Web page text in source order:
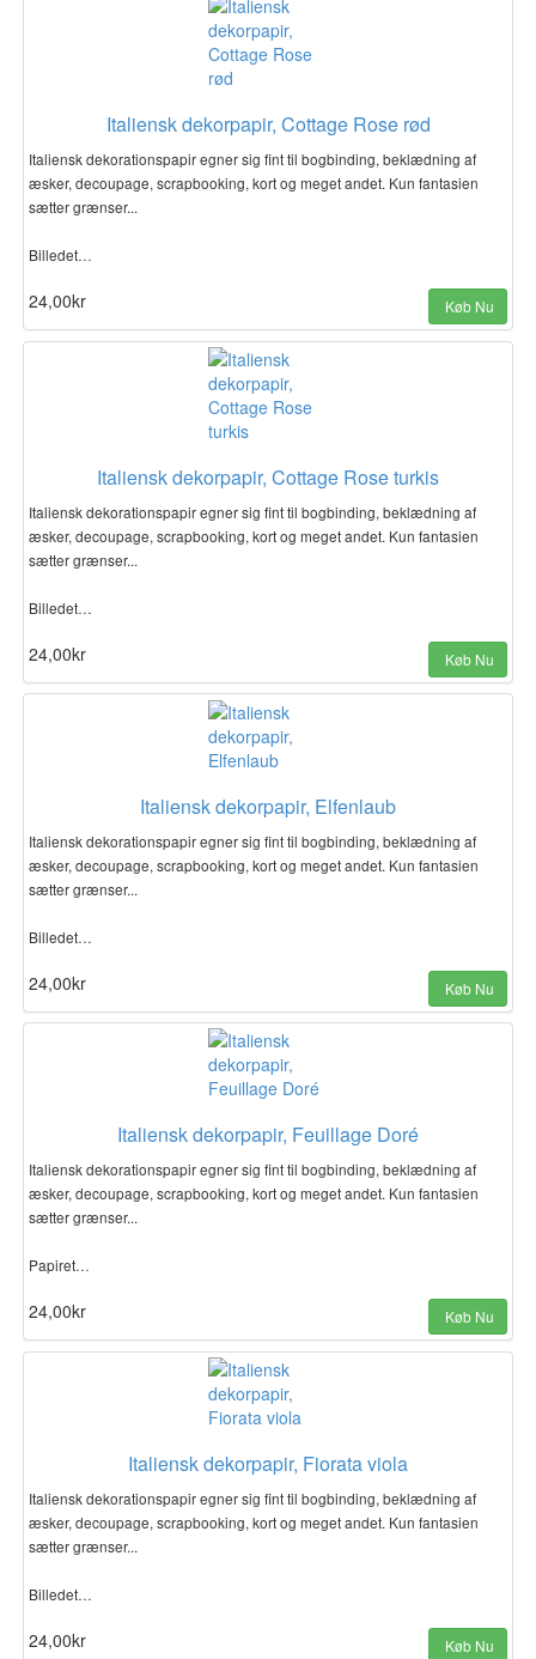
Italiensk dekorpapir, Cottage Rose rød
Italiensk dekorationspapir egner sig fint til bogbinding, beklædning af
æsker, decoupage, scrapbooking, kort og meget andet. Kun fantasien
sætter grænser...
Billedet…
24,00kr Køb Nu
Italiensk dekorpapir, Cottage Rose turkis
Italiensk dekorationspapir egner sig fint til bogbinding, beklædning af
æsker, decoupage, scrapbooking, kort og meget andet. Kun fantasien
sætter grænser...
Billedet…
24,00kr Køb Nu
Italiensk dekorpapir, Elfenlaub
Italiensk dekorationspapir egner sig fint til bogbinding, beklædning af
æsker, decoupage, scrapbooking, kort og meget andet. Kun fantasien
sætter grænser...
Billedet…
24,00kr Køb Nu
Italiensk dekorpapir, Feuillage Doré
Italiensk dekorationspapir egner sig fint til bogbinding, beklædning af
æsker, decoupage, scrapbooking, kort og meget andet. Kun fantasien
sætter grænser...
Papiret…
24,00kr Køb Nu
Italiensk dekorpapir, Fiorata viola
Italiensk dekorationspapir egner sig fint til bogbinding, beklædning af
æsker, decoupage, scrapbooking, kort og meget andet. Kun fantasien
sætter grænser...
Billedet…
24,00kr Køb Nu